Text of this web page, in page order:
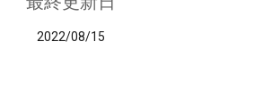
2022/08/15